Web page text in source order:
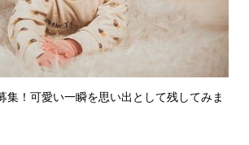
集！可愛い一瞬を思い出として残してみま